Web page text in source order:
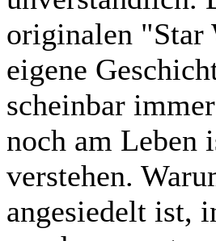
originalen "Star
eigene
scheinbar
noch am Leben
verstehen.
angesiedelt ist,